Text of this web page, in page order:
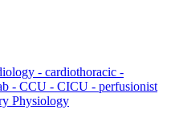
- cardiothoracic -
- CCU - CICU - perfusionist
Physiology